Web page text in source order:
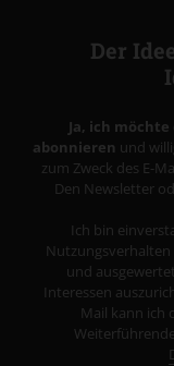
Der
Ja, ich
abonnieren und
zum Zweck des E-
Den Newsletter
Ich bin
und
Interessen
Mail kann ich